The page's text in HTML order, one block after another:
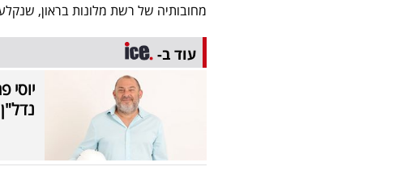
מחובותיה של רשת מלונות בראון,
עוד ב-
נדל"ן